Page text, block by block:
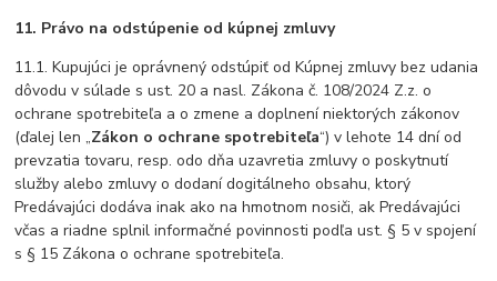
11. Právo na odstúpenie od kúpnej zmluvy
11.1. Kupujúci je oprávnený odstúpiť od Kúpnej zmluvy bez udania
dôvodu v súlade s ust. 20 a nasl. Zákona č. 108/2024 Z.z. o
ochrane spotrebiteľa a o zmene a doplnení niektorých zákonov
(ďalej len „Zákon o ochrane spotrebiteľa“) v lehote 14 dní od
prevzatia tovaru, resp. odo dňa uzavretia zmluvy o poskytnutí
služby alebo zmluvy o dodaní dogitálneho obsahu, ktorý
Predávajúci dodáva inak ako na hmotnom nosiči, ak Predávajúci
včas a riadne splnil informačné povinnosti podľa ust. § 5 v spojení
s § 15 Zákona o ochrane spotrebiteľa.